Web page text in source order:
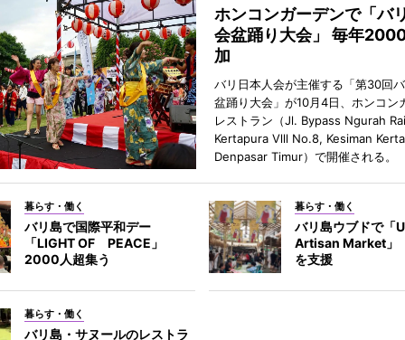
ホンコンガーデンで「バ
会盆踊り大会」 毎年
加
バリ日本人会が主催する「第30回
盆踊り大会」が10月4日、ホンコン
レストラン（Jl. Bypass Ngurah
Kertapura Vlll No.8, Kesiman
Denpasar Timur）で開催される。
暮らす・働く
バリ島で国際平和デー
「LIGHT OF PEACE」
2000人超集う
暮らす・働く
バリ島ウブドで「
Artisan Market
を支援
暮らす・働く
バリ島・サヌールのレストラ